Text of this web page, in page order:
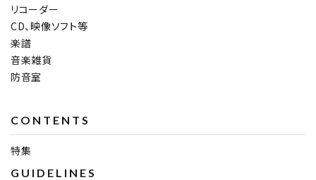
リコーダー
CD、映像ソフト等
楽譜
音楽雑貨
防音室
CONTENTS
特集
GUIDELINES